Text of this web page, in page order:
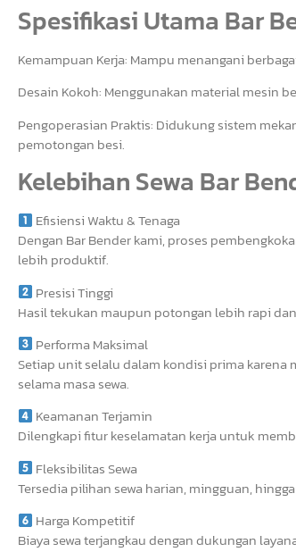
Spesifikasi Utama Bar
Kemampuan Kerja: Mampu menangani
Desain Kokoh: Menggunakan material mesin
Pengoperasian Praktis: Didukung sistem
pemotongan besi.
Kelebihan Sewa Bar
Efisiensi Waktu & Tenaga
Dengan Bar Bender kami, proses
lebih produktif.
Presisi Tinggi
Hasil tekukan maupun potongan lebih rapi
Performa Maksimal
Setiap unit selalu dalam kondisi prima
selama masa sewa.
Keamanan Terjamin
Dilengkapi fitur keselamatan kerja untuk
Fleksibilitas Sewa
Tersedia pilihan sewa harian, mingguan,
Harga Kompetitif
Biaya sewa terjangkau dengan dukungan